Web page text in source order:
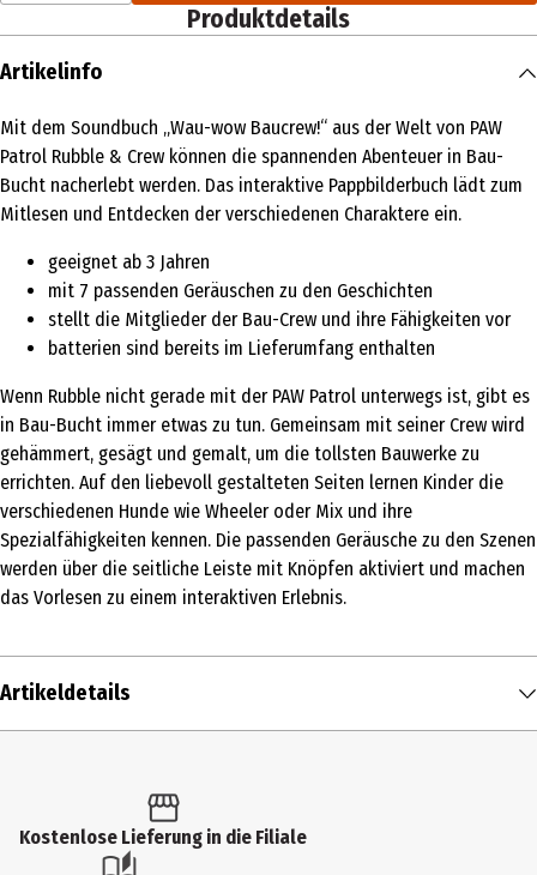
Produktdetails
Artikelinfo
Mit dem Soundbuch „Wau-wow Baucrew!“ aus der Welt von PAW
Patrol Rubble & Crew können die spannenden Abenteuer in Bau-
Bucht nacherlebt werden. Das interaktive Pappbilderbuch lädt zum
Mitlesen und Entdecken der verschiedenen Charaktere ein.
geeignet ab 3 Jahren
mit 7 passenden Geräuschen zu den Geschichten
stellt die Mitglieder der Bau-Crew und ihre Fähigkeiten vor
batterien sind bereits im Lieferumfang enthalten
Wenn Rubble nicht gerade mit der PAW Patrol unterwegs ist, gibt es
in Bau-Bucht immer etwas zu tun. Gemeinsam mit seiner Crew wird
gehämmert, gesägt und gemalt, um die tollsten Bauwerke zu
errichten. Auf den liebevoll gestalteten Seiten lernen Kinder die
verschiedenen Hunde wie Wheeler oder Mix und ihre
Spezialfähigkeiten kennen. Die passenden Geräusche zu den Szenen
werden über die seitliche Leiste mit Knöpfen aktiviert und machen
das Vorlesen zu einem interaktiven Erlebnis.
Artikeldetails
Produkttyp
Kostenlose Lieferung in die Filiale